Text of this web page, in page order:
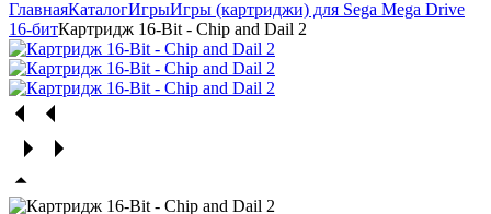
ГлавнаяКаталогИгрыИгры (картриджи) для Sega Mega Drive
16-битКартридж 16-Bit - Chip and Dail 2